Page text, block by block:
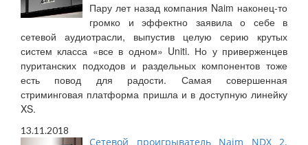
Пару лет назад компания Naim наконец-то
громко и эффектно заявила о себе в
сетевой аудиотрасли, выпустив целую серию крутых
систем класса «все в одном» Uniti. Но у приверженцев
пуританских подходов и раздельных компонентов тоже
есть повод для радости. Самая совершенная
стриминговая платформа пришла и в доступную линейку
XS.
13.11.2018
Сетевой проигрыватель Naim NDX 2.